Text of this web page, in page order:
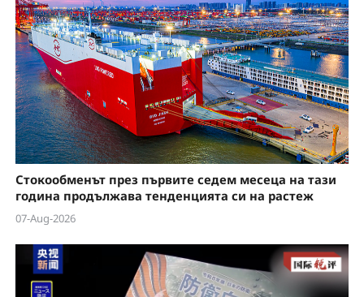
y
V
i
d
e
o
Стокообменът през първите седем месеца на тази
година продължава тенденцията си на растеж
07-Aug-2026